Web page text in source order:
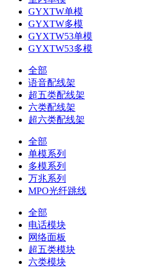
GYXTW单模
GYXTW多模
GYXTW53单模
GYXTW53多模
全部
语音配线架
超五类配线架
六类配线架
超六类配线架
全部
单模系列
多模系列
万兆系列
MPO光纤跳线
全部
电话模块
网络面板
超五类模块
六类模块